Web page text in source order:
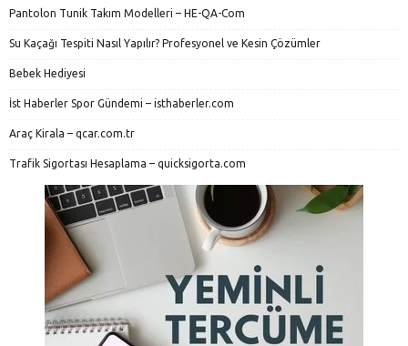
Pantolon Tunik Takım Modelleri – HE-QA-Com
Su Kaçağı Tespiti Nasıl Yapılır? Profesyonel ve Kesin Çözümler
Bebek Hediyesi
İst Haberler Spor Gündemi – isthaberler.com
Araç Kirala – qcar.com.tr
Trafik Sigortası Hesaplama – quicksigorta.com